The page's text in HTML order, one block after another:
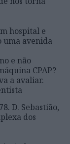
hospital e
uma avenida
e não
CPAP?
a avaliar.
D. Sebastião,
dos